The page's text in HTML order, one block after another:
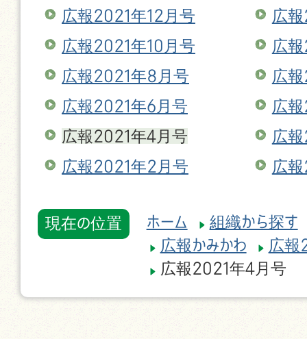
広報2021年12月号
広
広報2021年10月号
広
広報2021年8月号
広
広報2021年6月号
広
広報2021年4月号
広
広報2021年2月号
広
現在の位置 ホーム
組織から探す
広報かみかわ
広報
広報2021年4月号